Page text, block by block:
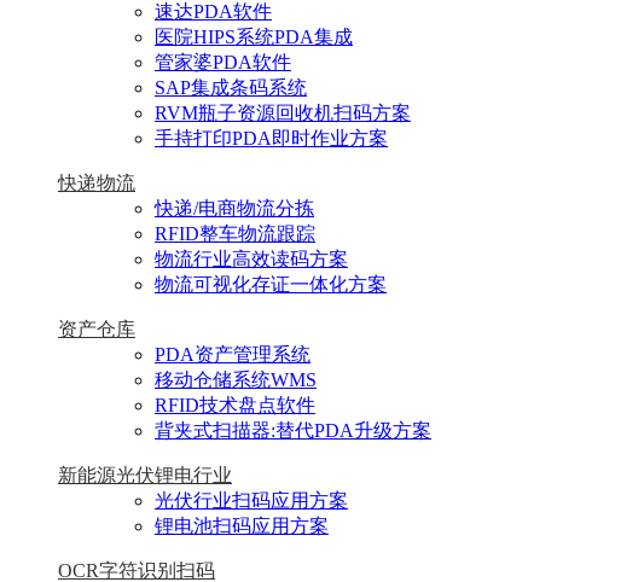
速达PDA软件
医院HIPS系统PDA集成
管家婆PDA软件
SAP集成条码系统
RVM瓶子资源回收机扫码方案
手持打印PDA即时作业方案
快递物流
快递/电商物流分拣
RFID整车物流跟踪
物流行业高效读码方案
物流可视化存证一体化方案
资产仓库
PDA资产管理系统
移动仓储系统WMS
RFID技术盘点软件
背夹式扫描器:替代PDA升级方案
新能源光伏锂电行业
光伏行业扫码应用方案
锂电池扫码应用方案
OCR字符识别扫码